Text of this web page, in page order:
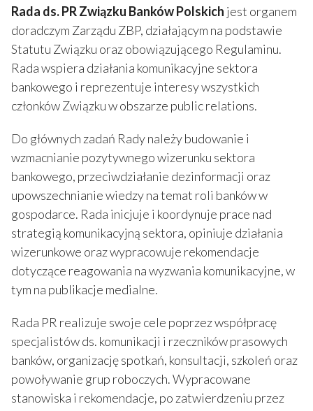
Rada ds. PR Związku Banków Polskich jest organem
doradczym Zarządu ZBP, działającym na podstawie
Statutu Związku oraz obowiązującego Regulaminu.
Rada wspiera działania komunikacyjne sektora
bankowego i reprezentuje interesy wszystkich
członków Związku w obszarze public relations.
Do głównych zadań Rady należy budowanie i
wzmacnianie pozytywnego wizerunku sektora
bankowego, przeciwdziałanie dezinformacji oraz
upowszechnianie wiedzy na temat roli banków w
gospodarce. Rada inicjuje i koordynuje prace nad
strategią komunikacyjną sektora, opiniuje działania
wizerunkowe oraz wypracowuje rekomendacje
dotyczące reagowania na wyzwania komunikacyjne, w
tym na publikacje medialne.
Rada PR realizuje swoje cele poprzez współpracę
specjalistów ds. komunikacji i rzeczników prasowych
banków, organizację spotkań, konsultacji, szkoleń oraz
powoływanie grup roboczych. Wypracowane
stanowiska i rekomendacje, po zatwierdzeniu przez